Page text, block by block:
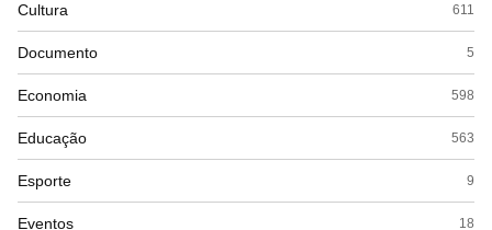
Cultura 611
Documento 5
Economia 598
Educação 563
Esporte 9
Eventos 18